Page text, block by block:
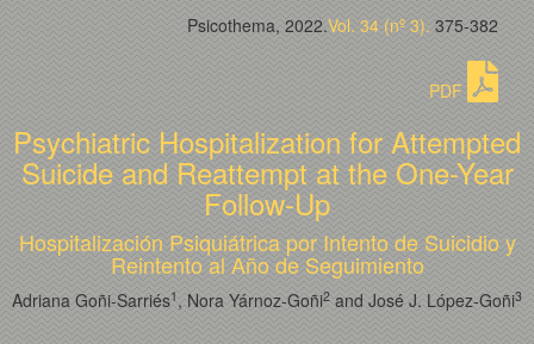
Psicothema, 2022.Vol. 34 (nº 3). 375-382
PDF
Psychiatric Hospitalization for Attempted
Suicide and Reattempt at the One-Year
Follow-Up
Hospitalización Psiquiátrica por Intento de Suicidio y
Reintento al Año de Seguimiento
Adriana Goñi-Sarriés1 , Nora Yárnoz-Goñi2 and José J. López-Goñi3